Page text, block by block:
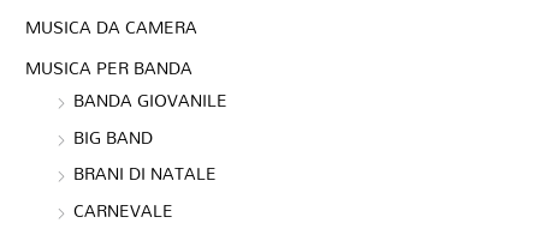
MUSICA DA CAMERA
MUSICA PER BANDA
BANDA GIOVANILE
BIG BAND
BRANI DI NATALE
CARNEVALE